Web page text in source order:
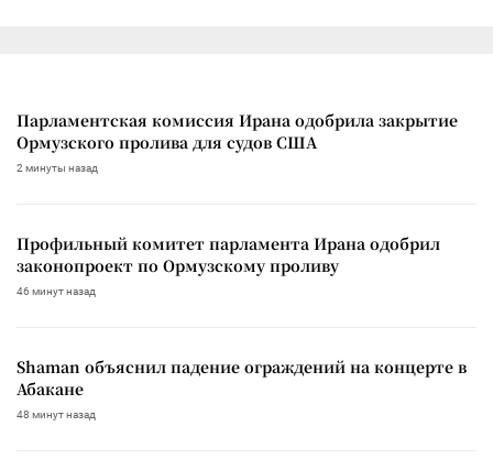
Парламентская комиссия Ирана одобрила закрытие
Ормузского пролива для судов США
2 минуты назад
Профильный комитет парламента Ирана одобрил
законопроект по Ормузскому проливу
46 минут назад
Shaman объяснил падение ограждений на концерте в
Абакане
48 минут назад